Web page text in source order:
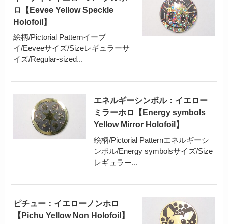
ロ【Eevee Yellow Speckle
Holofoil】
絵柄/Pictorial Patternイーブ
イ/Eeveeサイズ/Sizeレギュラーサ
イズ/Regular-sized...
エネルギーシンボル：イエロー
ミラーホロ【Energy symbols
Yellow Mirror Holofoil】
絵柄/Pictorial Patternエネルギーシ
ンボル/Energy symbolsサイズ/Size
レギュラー...
ピチュー：イエローノンホロ
【Pichu Yellow Non Holofoil】